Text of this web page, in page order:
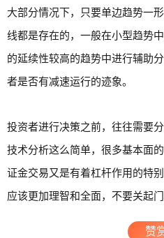
大部分情况下，只要单边趋势一
线都是存在的，一般在小型趋势
的延续性较高的趋势中进行辅助
者是否有减速运行的迹象。
投资者进行决策之前，往往需要
技术分析这么简单，很多基本面
证金交易又是有着杠杆作用的特
应该更加理智和全面，不要关起门
赞